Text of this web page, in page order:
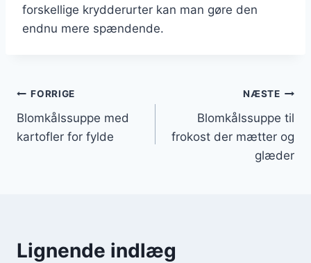
forskellige krydderurter kan man gøre den
endnu mere spændende.
Indlægsnavigation
FORRIGE
Blomkålssuppe med
kartofler for fylde
NÆSTE
Blomkålssuppe til
frokost der mætter og
glæder
Lignende indlæg